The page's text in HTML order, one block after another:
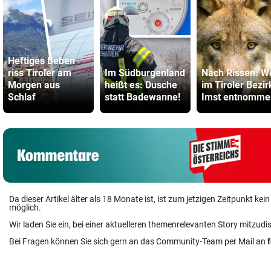
Heftiges Beben
riss Tiroler am
Morgen aus
Schlaf
Im Südburgenland
heißt es: Dusche
statt Badewanne!
Nach Rissen:
im Tiroler
Imst
Da dieser Artikel älter als 18 Monate ist, ist zum jetzigen Zeitpunkt
möglich.
Wir laden Sie ein, bei einer aktuelleren themenrelevanten Story
Bei Fragen können Sie sich gern an das Community-Team per Mail an